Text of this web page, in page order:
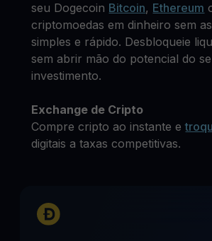
seu Dogecoin Bitcoin, Ethereum
criptomoedas em dinheiro sem
simples e rápido. Desbloqueie
sem abrir mão do potencial do
investimento.
Exchange de Cripto
Compre cripto ao instante e
digitais a taxas competitivas.